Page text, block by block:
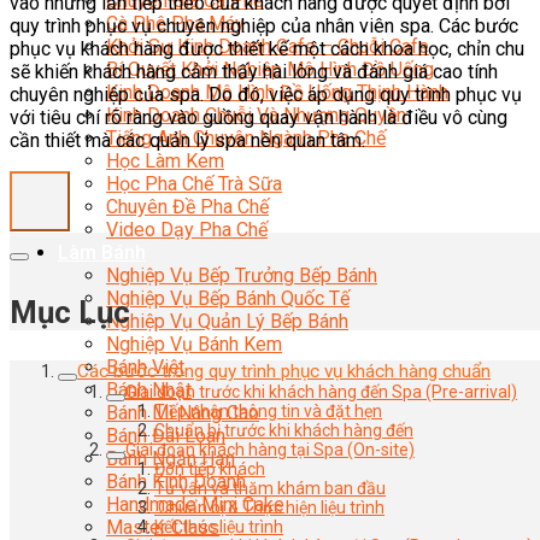
Cà Phê Pha Máy
Khởi Sự Kinh Doanh Cafe – Chuỗi Cafe
Bí Quyết Khởi Nghiệp Mô Hình Đồ Uống
Kinh Doanh Mô Hình Đồ Uống Thịnh Hành
Kinh Doanh Chuỗi Và Nhượng Quyền
Tiếng Anh Chuyên Ngành Pha Chế
Học Làm Kem
Học Pha Chế Trà Sữa
Chuyên Đề Pha Chế
Video Dạy Pha Chế
Nghiệp Vụ Bếp Trưởng Bếp Bánh
Nghiệp Vụ Bếp Bánh Quốc Tế
Nghiệp Vụ Quản Lý Bếp Bánh
Nghiệp Vụ Bánh Kem
Bánh Việt
Bánh Nhật
Bánh Mì Nâng Cao
Bánh Đài Loan
Bánh Ngắn Hạn
Bánh Kinh Doanh
Handmade Mini Cake
Master Class
quy trình phục vụ chuyên nghiệp của nhân viên spa. Các bước
phục vụ khách hàng được thiết kế một cách khoa học, chỉn chu
sẽ khiến khách hàng cảm thấy hài lòng và đánh giá cao tính
chuyên nghiệp của spa. Do đó, việc áp dụng quy trình phục vụ
với tiêu chí rõ ràng vào guồng quay vận hành là điều vô cùng
cần thiết mà các quản lý spa nên quan tâm.
Mục Lục
Các bước trong quy trình phục vụ khách hàng chuẩn
Giai đoạn trước khi khách hàng đến Spa (Pre-arrival)
Tiếp nhận thông tin và đặt hẹn
Chuẩn bị trước khi khách hàng đến
Giai đoạn khách hàng tại Spa (On-site)
Đón tiếp khách
Tư vấn và thăm khám ban đầu
Chuẩn bị & Thực hiện liệu trình
Kết thúc liệu trình